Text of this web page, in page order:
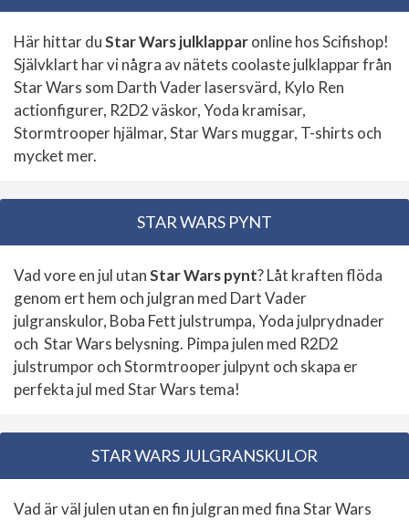
Här hittar duStar Wars julklapparonline hos Scifishop!
Självklart har vi några av nätets coolaste julklappar från
Star Wars som Darth Vader lasersvärd, Kylo Ren
actionfigurer, R2D2 väskor, Yoda kramisar,
Stormtrooper hjälmar, Star Wars muggar, T-shirts och
mycket mer.
STAR WARS PYNT
Vad vore en jul utanStar Wars pynt? Låt kraften flöda
genom ert hem och julgran med Dart Vader
julgranskulor, Boba Fett julstrumpa, Yoda julprydnader
och Star Wars belysning. Pimpa julen med R2D2
julstrumpor och Stormtrooper julpynt och skapa er
perfekta jul med Star Wars tema!
STAR WARS JULGRANSKULOR
Vad är väl julen utan en fin julgran med fina Star Wars